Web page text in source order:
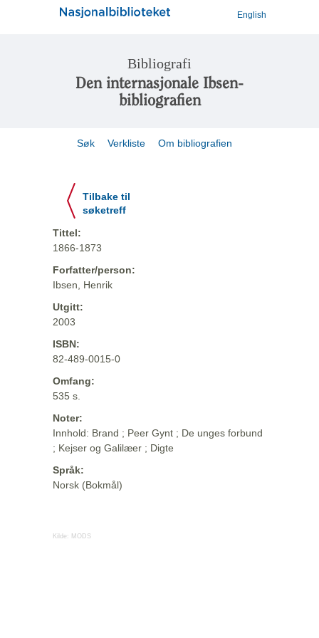
English
Bibliografi
Den internasjonale Ibsen-
bibliografien
Søk Verkliste Om bibliografien
Tilbake til
søketreff
Tittel:
1866-1873
Forfatter/person:
Ibsen, Henrik
Utgitt:
2003
ISBN:
82-489-0015-0
Omfang:
535 s.
Noter:
Innhold: Brand ; Peer Gynt ; De unges forbund
; Kejser og Galilæer ; Digte
Språk:
Norsk (Bokmål)
Kilde: MODS